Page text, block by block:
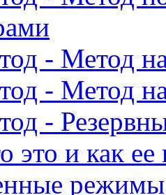
- Метод
- Метод
-
это и как ее
режимы